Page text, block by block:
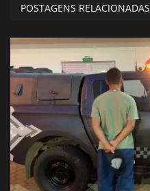
POSTAGENS RELACIONADAS